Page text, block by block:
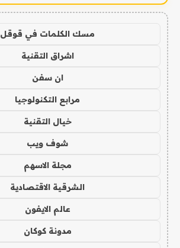
مسك الكلمات في قوقل
اشراق التقنية
ان سفن
مرابع التكنولوجيا
خيال التقنية
شوف ويب
مجلة الاسهم
الشرقية الاقتصادية
عالم الايفون
مدونة كوكان